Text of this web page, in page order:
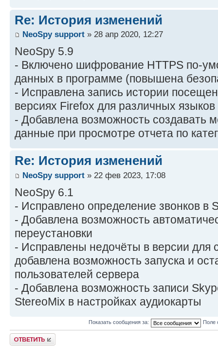
Re: История изменений
NeoSpy support » 28 апр 2020, 12:27
NeoSpy 5.9
- Включено шифрование HTTPS по-
данных в программе (повышена
- Исправлена запись истории
версиях Firefox для различных языков
- Добавлена возможность создавать
данные при просмотре отчета по
Re: История изменений
NeoSpy support » 22 фев 2023, 17:08
NeoSpy 6.1
- Исправлено определение звонков в
- Добавлена возможность
переустановки
- Исправлены недочёты в версии для
добавлена возможность запуска и
пользователей сервера
- Добавлена возможность записи
StereoMix в настройках аудиокарты
Показать сообщения за: Поле
Ответить